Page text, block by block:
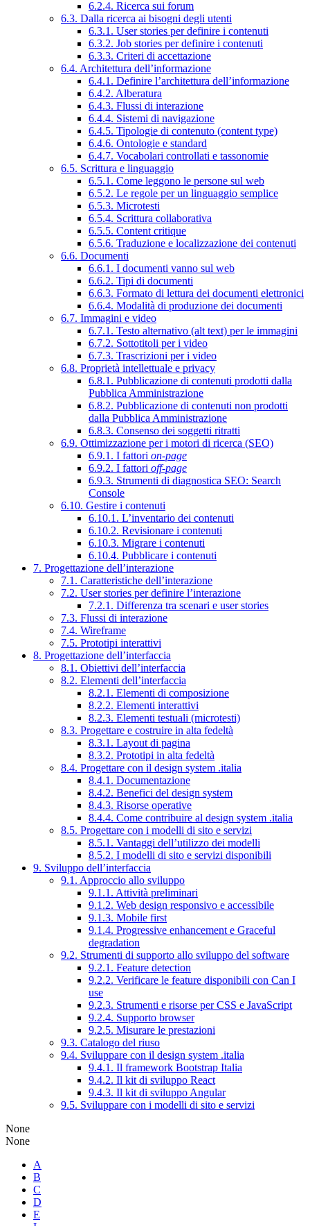
6.2.4. Ricerca sui forum
6.3. Dalla ricerca ai bisogni degli utenti
6.3.1. User stories per definire i contenuti
6.3.2. Job stories per definire i contenuti
6.3.3. Criteri di accettazione
6.4. Architettura dell’informazione
6.4.1. Definire l’architettura dell’informazione
6.4.2. Alberatura
6.4.3. Flussi di interazione
6.4.4. Sistemi di navigazione
6.4.5. Tipologie di contenuto (content type)
6.4.6. Ontologie e standard
6.4.7. Vocabolari controllati e tassonomie
6.5. Scrittura e linguaggio
6.5.1. Come leggono le persone sul web
6.5.2. Le regole per un linguaggio semplice
6.5.3. Microtesti
6.5.4. Scrittura collaborativa
6.5.5. Content critique
6.5.6. Traduzione e localizzazione dei contenuti
6.6. Documenti
6.6.1. I documenti vanno sul web
6.6.2. Tipi di documenti
6.6.3. Formato di lettura dei documenti elettronici
6.6.4. Modalità di produzione dei documenti
6.7. Immagini e video
6.7.1. Testo alternativo (alt text) per le immagini
6.7.2. Sottotitoli per i video
6.7.3. Trascrizioni per i video
6.8. Proprietà intellettuale e privacy
6.8.1. Pubblicazione di contenuti prodotti dalla
Pubblica Amministrazione
6.8.2. Pubblicazione di contenuti non prodotti
dalla Pubblica Amministrazione
6.8.3. Consenso dei soggetti ritratti
6.9. Ottimizzazione per i motori di ricerca (SEO)
6.9.1. I fattori on-page
6.9.2. I fattori off-page
6.9.3. Strumenti di diagnostica SEO: Search
Console
6.10. Gestire i contenuti
6.10.1. L’inventario dei contenuti
6.10.2. Revisionare i contenuti
6.10.3. Migrare i contenuti
6.10.4. Pubblicare i contenuti
7. Progettazione dell’interazione
7.1. Caratteristiche dell’interazione
7.2. User stories per definire l’interazione
7.2.1. Differenza tra scenari e user stories
7.3. Flussi di interazione
7.4. Wireframe
7.5. Prototipi interattivi
8. Progettazione dell’interfaccia
8.1. Obiettivi dell’interfaccia
8.2. Elementi dell’interfaccia
8.2.1. Elementi di composizione
8.2.2. Elementi interattivi
8.2.3. Elementi testuali (microtesti)
8.3. Progettare e costruire in alta fedeltà
8.3.1. Layout di pagina
8.3.2. Prototipi in alta fedeltà
8.4. Progettare con il design system .italia
8.4.1. Documentazione
8.4.2. Benefici del design system
8.4.3. Risorse operative
8.4.4. Come contribuire al design system .italia
8.5. Progettare con i modelli di sito e servizi
8.5.1. Vantaggi dell’utilizzo dei modelli
8.5.2. I modelli di sito e servizi disponibili
9. Sviluppo dell’interfaccia
9.1. Approccio allo sviluppo
9.1.1. Attività preliminari
9.1.2. Web design responsivo e accessibile
9.1.3. Mobile first
9.1.4. Progressive enhancement e Graceful
degradation
9.2. Strumenti di supporto allo sviluppo del software
9.2.1. Feature detection
9.2.2. Verificare le feature disponibili con Can I
use
9.2.3. Strumenti e risorse per CSS e JavaScript
9.2.4. Supporto browser
9.2.5. Misurare le prestazioni
9.3. Catalogo del riuso
9.4. Sviluppare con il design system .italia
9.4.1. Il framework Bootstrap Italia
9.4.2. Il kit di sviluppo React
9.4.3. Il kit di sviluppo Angular
9.5. Sviluppare con i modelli di sito e servizi
None
None
A
B
C
D
E